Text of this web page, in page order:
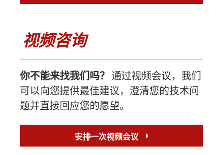
视频咨询
你不能来找我们吗？ 通过视频会议，我们
可以向您提供最佳建议，澄清您的技术问
题并直接回应您的愿望。
安排一次视频会议 ›